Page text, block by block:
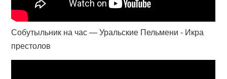
Собутыльник на час — Уральские Пельмени - Икра
престолов